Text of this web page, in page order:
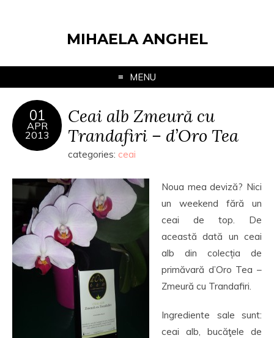
MIHAELA ANGHEL
MENU
01
APR
2013
Ceai alb Zmeură cu
Trandafiri – d’Oro Tea
categories: ceai
Noua mea deviză? Nici
un weekend fără un
ceai de top. De
această dată un ceai
alb din colecția de
primăvară d’Oro Tea –
Zmeură cu Trandafiri.
Ingrediente sale sunt:
ceai alb, bucăţele de